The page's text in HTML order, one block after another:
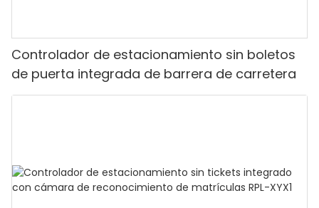
Controlador de estacionamiento sin boletos
de puerta integrada de barrera de carretera